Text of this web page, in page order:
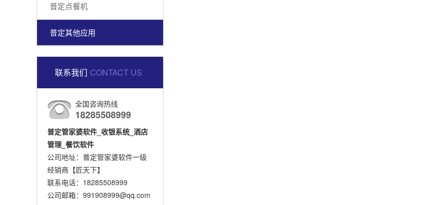
普定点餐机
普定其他应用
联系我们 CONTACT US
全国咨询热线
18285508999
普定管家婆软件_收银系统_酒店
管理_餐饮软件
公司地址：普定管家婆软件一级
经销商【匠天下】
联系电话：18285508999
公司邮箱：991908999@qq.com